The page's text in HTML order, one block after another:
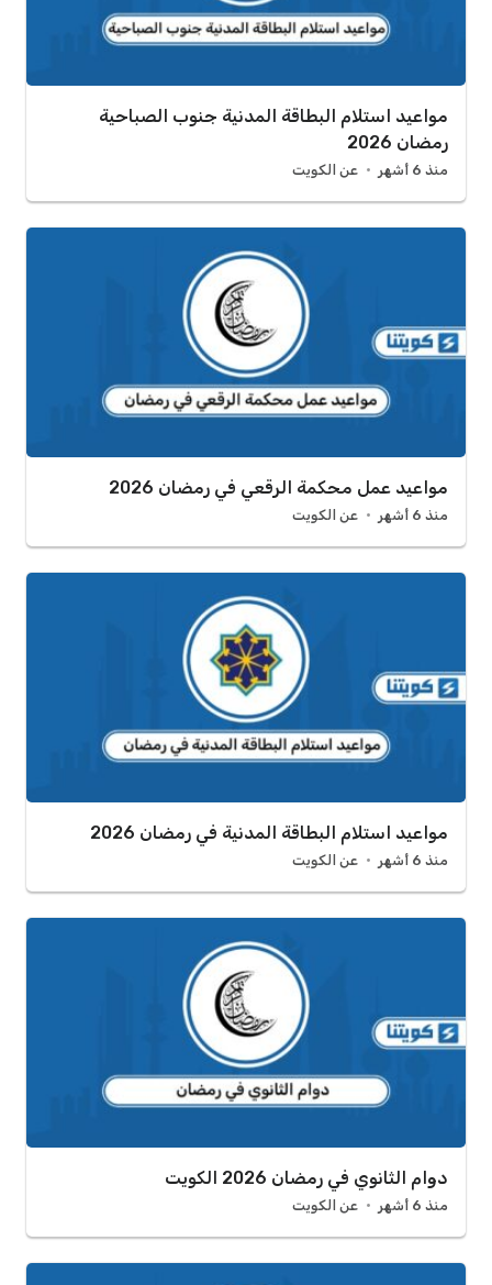
مواعيد استلام البطاقة المدنية جنوب الصباحية
رمضان 2026
منذ 6 أشهر عن الكويت
مواعيد عمل محكمة الرقعي في رمضان 2026
منذ 6 أشهر عن الكويت
مواعيد استلام البطاقة المدنية في رمضان 2026
منذ 6 أشهر عن الكويت
دوام الثانوي في رمضان 2026 الكويت
منذ 6 أشهر عن الكويت